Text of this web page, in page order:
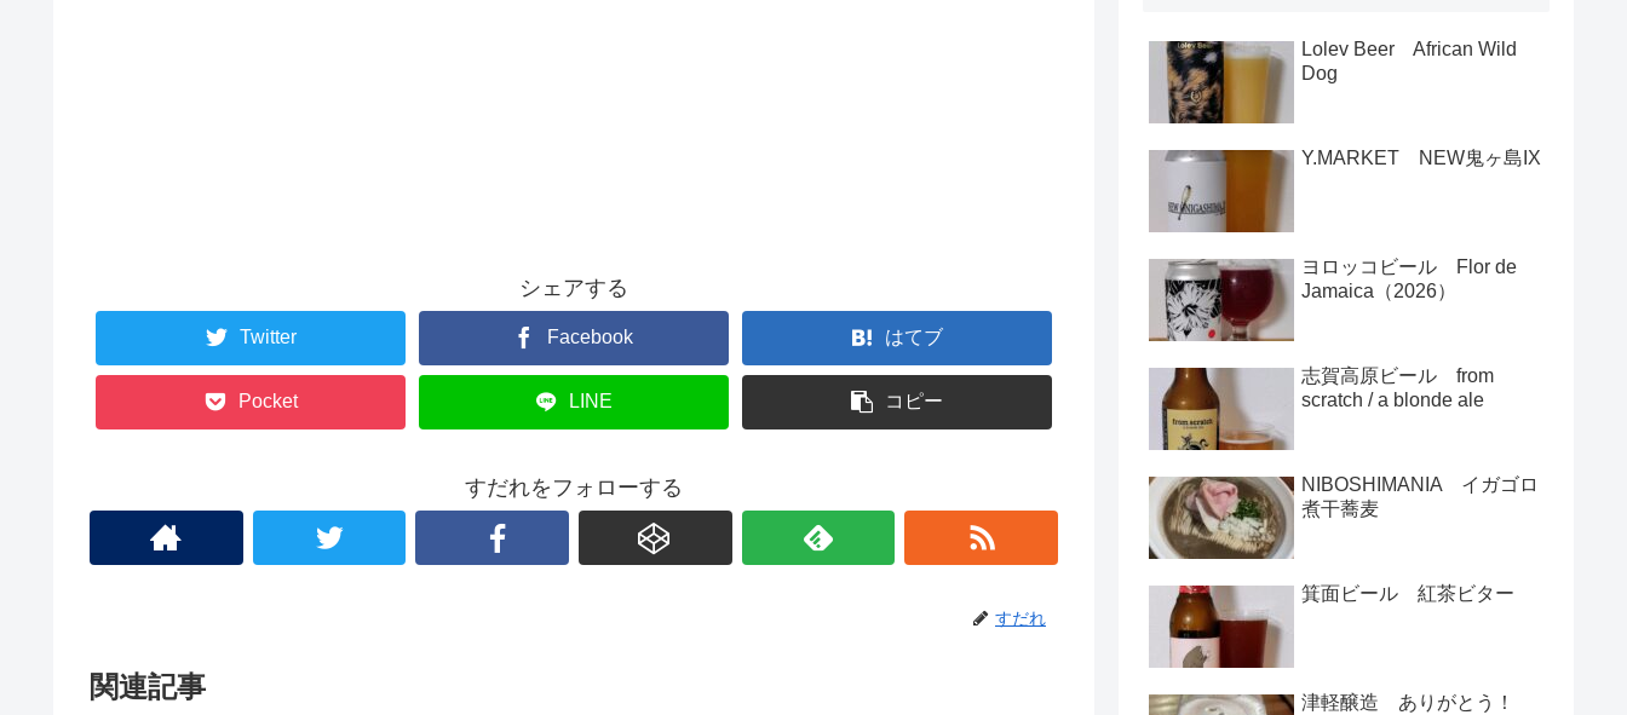
シェアする
Twitter Facebook はてブ
Pocket LINE コピー
すだれをフォローする
すだれ
関連記事
Lolev Beer African Wild
Dog
Y.MARKET NEW鬼ヶ島IX
ヨロッコビール Flor de
Jamaica（2026）
志賀高原ビール from
scratch / a blonde ale
NIBOSHIMANIA イガゴロ
煮干蕎麦
箕面ビール 紅茶ビター
津軽醸造 ありがとう！